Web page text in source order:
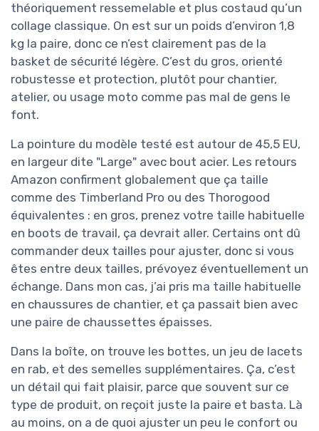
théoriquement ressemelable et plus costaud qu’un
collage classique. On est sur un poids d’environ 1,8
kg la paire, donc ce n’est clairement pas de la
basket de sécurité légère. C’est du gros, orienté
robustesse et protection, plutôt pour chantier,
atelier, ou usage moto comme pas mal de gens le
font.
La pointure du modèle testé est autour de 45,5 EU,
en largeur dite "Large" avec bout acier. Les retours
Amazon confirment globalement que ça taille
comme des Timberland Pro ou des Thorogood
équivalentes : en gros, prenez votre taille habituelle
en boots de travail, ça devrait aller. Certains ont dû
commander deux tailles pour ajuster, donc si vous
êtes entre deux tailles, prévoyez éventuellement un
échange. Dans mon cas, j’ai pris ma taille habituelle
en chaussures de chantier, et ça passait bien avec
une paire de chaussettes épaisses.
Dans la boîte, on trouve les bottes, un jeu de lacets
en rab, et des semelles supplémentaires. Ça, c’est
un détail qui fait plaisir, parce que souvent sur ce
type de produit, on reçoit juste la paire et basta. Là
au moins, on a de quoi ajuster un peu le confort ou